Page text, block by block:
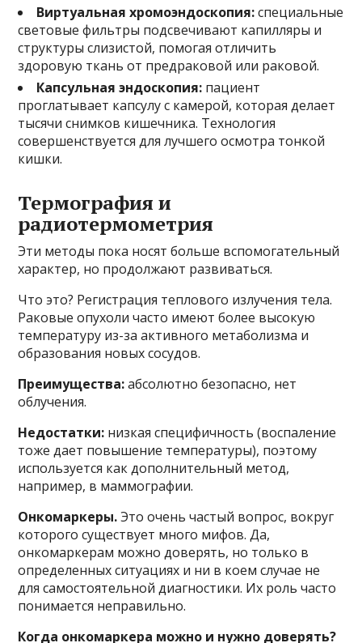
Виртуальная хромоэндоскопия:специальные
световые фильтры подсвечивают капилляры и
структуры слизистой, помогая отличить
здоровую ткань от предраковой или раковой.
Капсульная эндоскопия: пациент
проглатывает капсулу с камерой, которая делает
тысячи снимков кишечника. Технология
совершенствуется для лучшего осмотра тонкой
кишки.
Термография и
радиотермометрия
Эти методы пока носят больше вспомогательный
характер, но продолжают развиваться.
Что это? Регистрация теплового излучения тела.
Раковые опухоли часто имеют более высокую
температуру из-за активного метаболизма и
образования новых сосудов.
Преимущества:абсолютно безопасно, нет
облучения.
Недостатки: низкая специфичность (воспаление
тоже дает повышение температуры), поэтому
используется как дополнительный метод,
например, в маммографии.
Онкомаркеры.Это очень частый вопрос, вокруг
которого существует много мифов. Да,
онкомаркерам можно доверять, но только в
определенных ситуациях и ни в коем случае не
для самостоятельной диагностики. Их роль часто
понимается неправильно.
Когда онкомаркера можно и нужно доверять?